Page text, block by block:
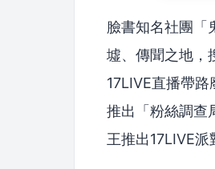
臉書知名社團「
墟、傳聞之地，
17LIVE直播帶
推出「粉絲調查
王推出17LIVE派